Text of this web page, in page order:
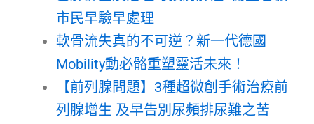
市民早驗早處理
軟骨流失真的不可逆？新一代德國
Mobility動必骼重塑靈活未來！
【前列腺問題】3種超微創手術治療前
列腺增生 及早告別尿頻排尿難之苦